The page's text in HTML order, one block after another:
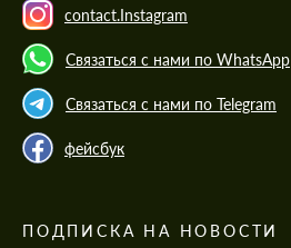
contact.Instagram
Связаться с нами по WhatsApp
Связаться с нами по Telegram
фейсбук
ПОДПИСКА НА НОВОСТИ